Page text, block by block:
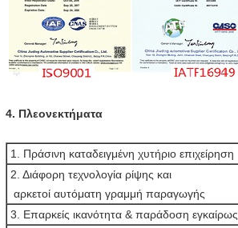
4. Πλεονεκτήματα
1. Πράσινη καταδειγμένη χυτήριο επιχείρηση
2. Διάφορη τεχνολογία ρίψης και
αρκετοί αυτόματη γραμμή παραγωγής
3. Επαρκείς ικανότητα & παράδοση εγκαίρως.